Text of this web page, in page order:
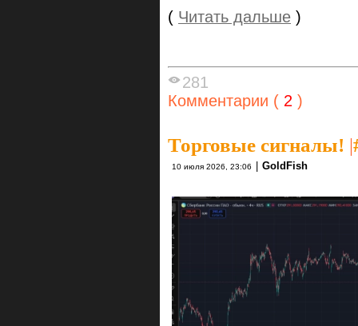
( Читать дальше )
281
Комментарии ( 2 )
Торговые сигналы! |
10 июля 2026, 23:06 GoldFish